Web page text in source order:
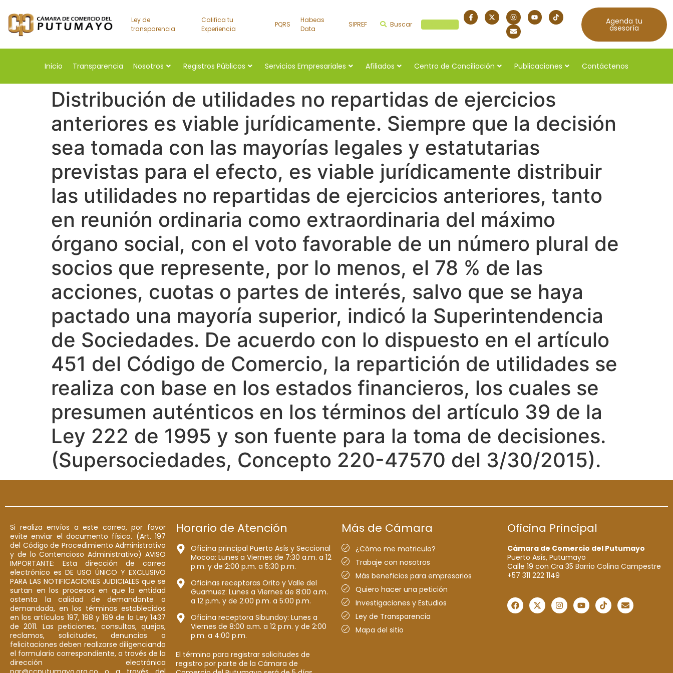
Ley de
transparencia
Califica tu
Experiencia
PQRS
Habeas
Data
SIPREF Buscar Agenda tu
asesoría
Inicio Transparencia Nosotros Registros Públicos Servicios Empresariales Afiliados Centro de Conciliación Publicaciones Contáctenos
Distribución de utilidades no repartidas de ejercicios
anteriores es viable jurídicamente. Siempre que la decisión
sea tomada con las mayorías legales y estatutarias
previstas para el efecto, es viable jurídicamente distribuir
las utilidades no repartidas de ejercicios anteriores, tanto
en reunión ordinaria como extraordinaria del máximo
órgano social, con el voto favorable de un número plural de
socios que represente, por lo menos, el 78 % de las
acciones, cuotas o partes de interés, salvo que se haya
pactado una mayoría superior, indicó la Superintendencia
de Sociedades. De acuerdo con lo dispuesto en el artículo
451 del Código de Comercio, la repartición de utilidades se
realiza con base en los estados financieros, los cuales se
presumen auténticos en los términos del artículo 39 de la
Ley 222 de 1995 y son fuente para la toma de decisiones.
(Supersociedades, Concepto 220-47570 del 3/30/2015).
Si realiza envíos a este correo, por favor
evite enviar el documento físico. (Art. 197
del Código de Procedimiento Administrativo
y de lo Contencioso Administrativo) AVISO
IMPORTANTE: Esta dirección de correo
electrónico es DE USO ÚNICO Y EXCLUSIVO
PARA LAS NOTIFICACIONES JUDICIALES que se
surtan en los procesos en que la entidad
ostenta la calidad de demandante o
demandada, en los términos establecidos
en los artículos 197, 198 y 199 de la Ley 1437
de 2011. Las peticiones, consultas, quejas,
reclamos, solicitudes, denuncias o
felicitaciones deben realizarse diligenciando
el formulario correspondiente, a través de la
dirección electrónica
Horario de Atención
Oficina principal Puerto Asís y Seccional
Mocoa: Lunes a Viernes de 7:30 a.m. a 12
p.m. y de 2:00 p.m. a 5:30 p.m.
Oficinas receptoras Orito y Valle del
Guamuez: Lunes a Viernes de 8:00 a.m.
a 12 p.m. y de 2:00 p.m. a 5:00 p.m.
Oficina receptora Sibundoy: Lunes a
Viernes de 8:00 a.m. a 12 p.m. y de 2:00
p.m. a 4:00 p.m.
El término para registrar solicitudes de
registro por parte de la Cámara de
Más de Cámara
¿Cómo me matriculo?
Trabaje con nosotros
Más beneficios para empresarios
Quiero hacer una petición
Investigaciones y Estudios
Ley de Transparencia
Mapa del sitio
Oficina Principal
Cámara de Comercio del Putumayo
Puerto Asís, Putumayo
Calle 19 con Cra 35 Barrio Colina Campestre
+57 311 222 1149